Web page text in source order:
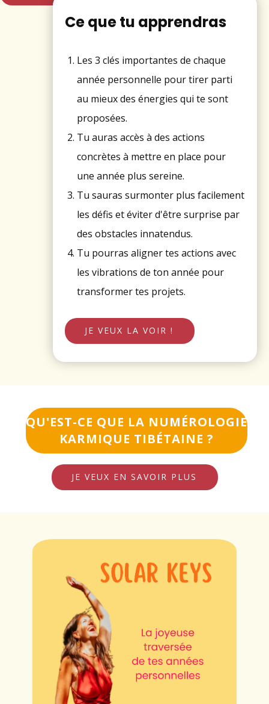
Ce que tu apprendras
Les 3 clés importantes de chaque
année personnelle pour tirer parti
au mieux des énergies qui te sont
proposées.
Tu auras accès à des actions
concrètes à mettre en place pour
une année plus sereine.
Tu sauras surmonter plus facilement
les défis et éviter d'être surprise par
des obstacles innatendus.
Tu pourras aligner tes actions avec
les vibrations de ton année pour
transformer tes projets.
JE VEUX LA VOIR !
QU'EST-CE QUE LA NUMÉROLOGIE
KARMIQUE TIBÉTAINE ?
JE VEUX EN SAVOIR PLUS